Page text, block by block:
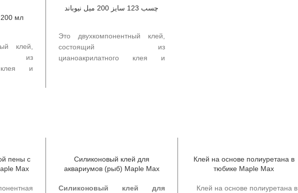
мл
клей,
из
клея и
چسب 123 سایز 200 میل نیوباند
Это двухкомпонентный клей,
состоящий из
цианоакрилатного клея и
пены с
Max
Силиконовый клей для
аквариумов (рыб) Maple Max
Силиконовый клей для
Клей на основе полиуретана в
тюбике Maple Max
Клей на основе полиуретана в